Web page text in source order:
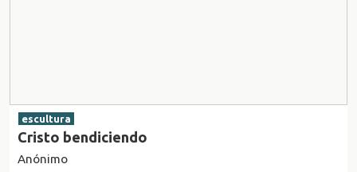
escultura
Cristo bendiciendo
Anónimo